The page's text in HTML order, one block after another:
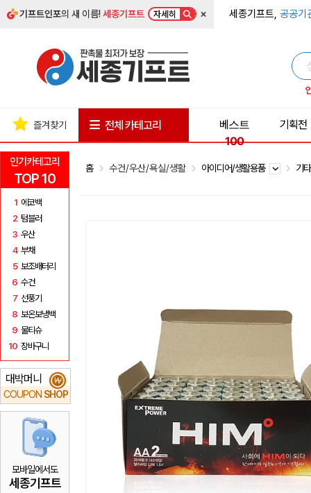
기프트인포의 새 이름!세종기프트 자세히 × 세종기프트, 공공기
인기카테고리
TOP 10
1 에코백
2 텀블러
3 우산
4 부채
5 보조배터리
6 수건
7 선풍기
8 보온보냉백
9 물티슈
10 장바구니
대박머니
COUPON SHOP
₩
모바일에서도
세종기프트
즐겨찾기 전체 카테고리
베스트
100
기획전
홈 수건/우산/욕실/생활 아이디어/생활용품 기